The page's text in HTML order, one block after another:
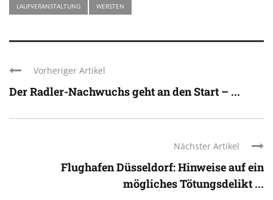
LAUFVERANSTALTUNG WERSTEN
Vorheriger Artikel
Der Radler-Nachwuchs geht an den Start – ...
Nächster Artikel
Flughafen Düsseldorf: Hinweise auf ein
mögliches Tötungsdelikt ...